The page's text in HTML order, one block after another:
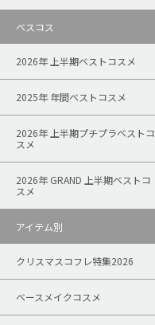
ベスコス
2026年 上半期ベストコスメ
2025年 年間ベストコスメ
2026年 上半期プチプラベストコ
スメ
2026年 GRAND 上半期ベストコ
スメ
アイテム別
クリスマスコフレ特集2026
ベースメイクコスメ